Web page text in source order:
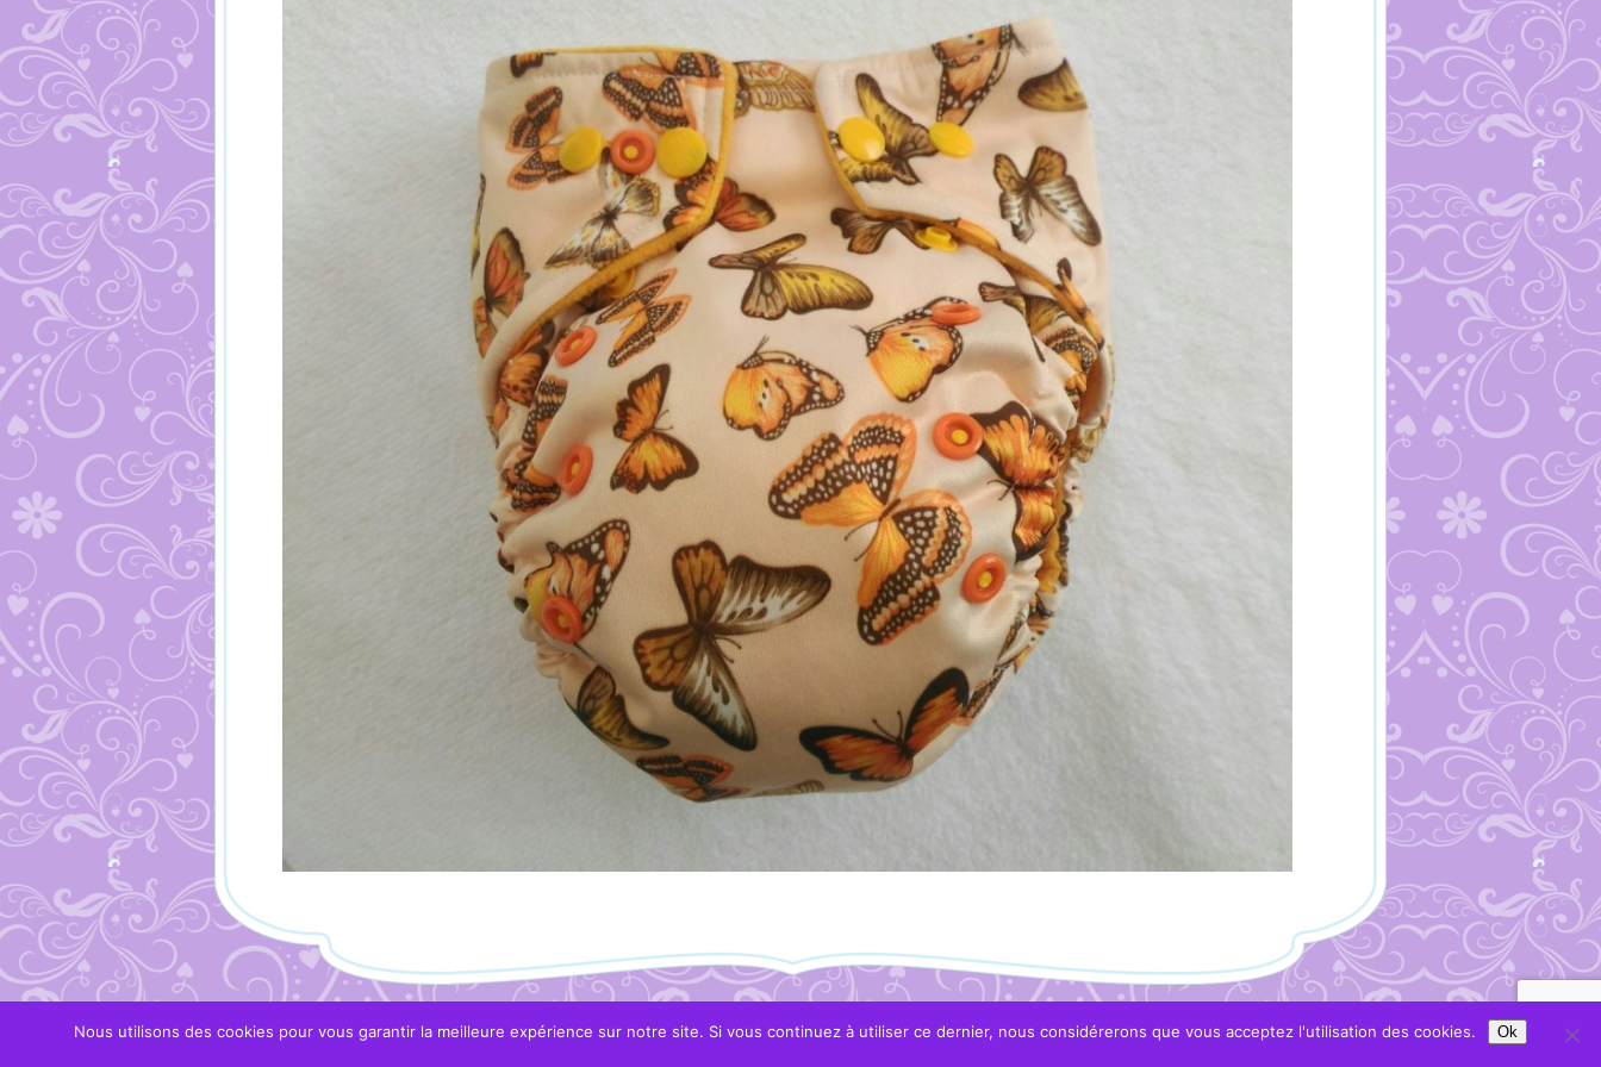
Nous utilisons des cookies pour vous garantir la meilleure expérience sur notre site. Si vous continuez à utiliser ce dernier, nous considérerons que vous acceptez l'utilisation des cookies. Ok